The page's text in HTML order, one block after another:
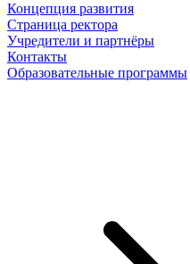
Концепция развития
Страница ректора
Учредители и партнёры
Контакты
Образовательные программы